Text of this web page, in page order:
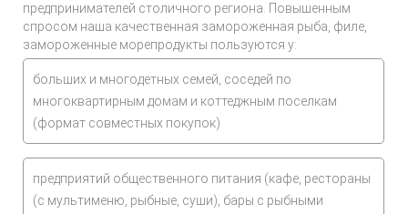
предпринимателей столичного региона. Повышенным
спросом наша качественная замороженная рыба, филе,
замороженные морепродукты пользуются у:
больших и многодетных семей, соседей по
многоквартирным домам и коттеджным поселкам
(формат совместных покупок)
предприятий общественного питания (кафе, рестораны
(с мультименю, рыбные, суши), бары с рыбными